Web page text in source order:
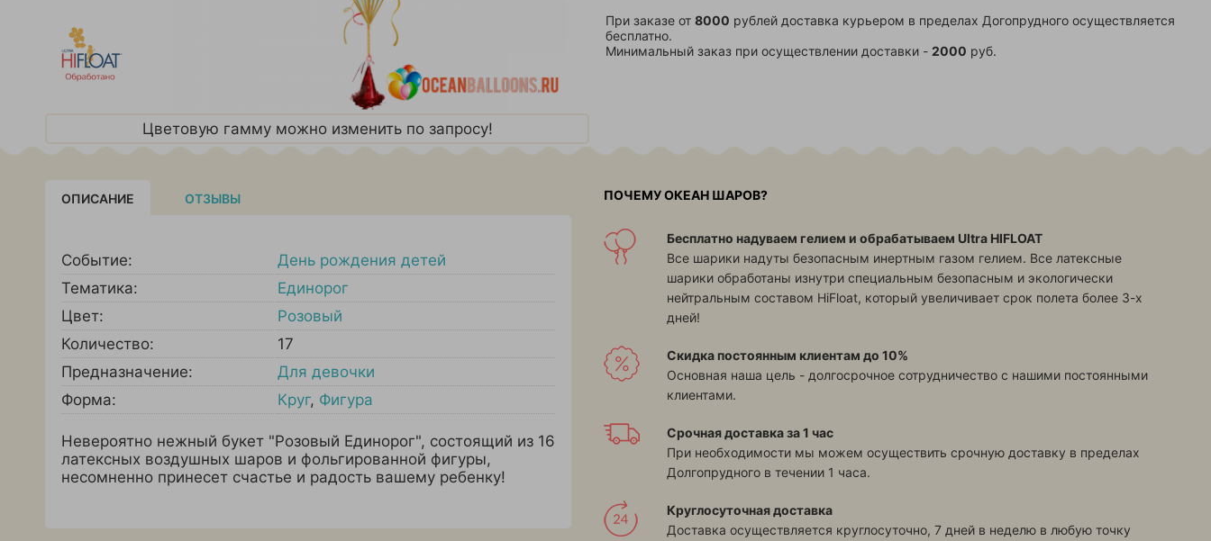
Цветовую гамму можно изменить по запросу!
При заказе от 8000 рублей доставка курьером в пределах Догопрудного осуществляется
бесплатно.
Минимальный заказ при осуществлении доставки - 2000 руб.
ОПИСАНИЕ ОТЗЫВЫ
Событие:
День рождения детей
Тематика:
Единорог
Цвет:
Розовый
Количество:
17
Предназначение:
Для девочки
Форма:
Круг, Фигура
Невероятно нежный букет "Розовый Единорог", состоящий из 16
латексных воздушных шаров и фольгированной фигуры,
несомненно принесет счастье и радость вашему ребенку!
ПОЧЕМУ ОКЕАН ШАРОВ?
Бесплатно надуваем гелием и обрабатываем Ultra HIFLOAT
Все шарики надуты безопасным инертным газом гелием. Все латексные
шарики обработаны изнутри специальным безопасным и экологически
нейтральным составом HiFloat, который увеличивает срок полета более 3-х
дней!
Скидка постоянным клиентам до 10%
Основная наша цель - долгосрочное сотрудничество с нашими постоянными
клиентами.
Срочная доставка за 1 час
При необходимости мы можем осуществить срочную доставку в пределах
Долгопрудного в течении 1 часа.
Круглосуточная доставка
Доставка осуществляется круглосуточно, 7 дней в неделю в любую точку